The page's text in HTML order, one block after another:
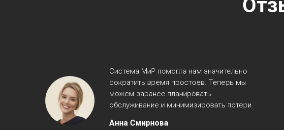
Система МиР помогла нам значительно
сократить время простоев. Теперь мы
можем заранее планировать
обслуживание и минимизировать потери.
Анна Смирнова